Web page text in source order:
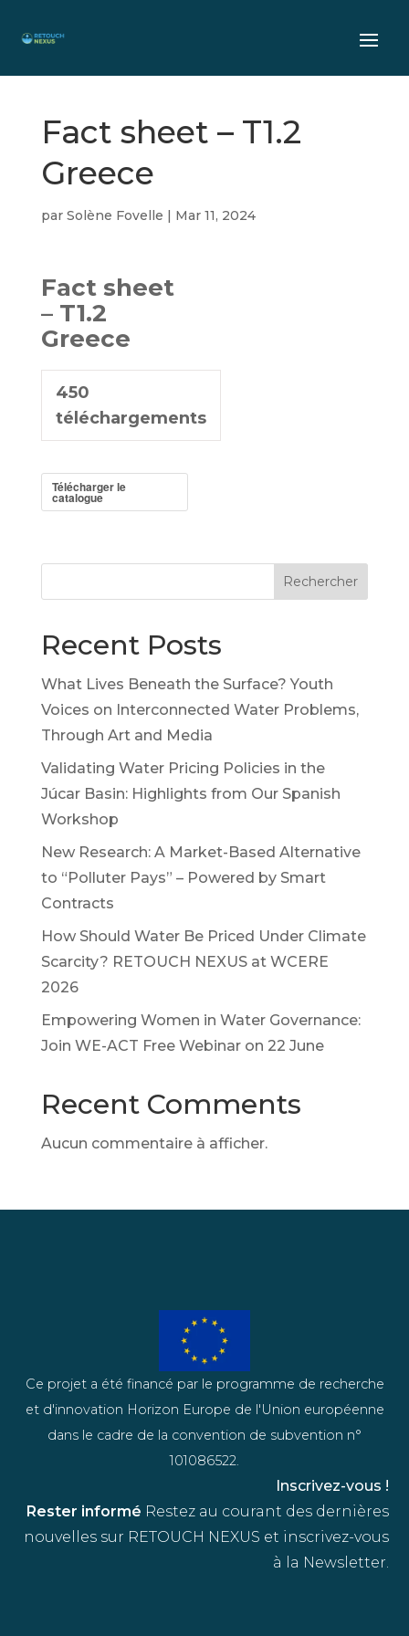
Fact sheet – T1.2
Greece
par Solène Fovelle | Mar 11, 2024
Fact sheet
– T1.2
Greece
450
téléchargements
Télécharger le
catalogue
Rechercher
Recent Posts
What Lives Beneath the Surface? Youth
Voices on Interconnected Water Problems,
Through Art and Media
Validating Water Pricing Policies in the
Júcar Basin: Highlights from Our Spanish
Workshop
New Research: A Market-Based Alternative
to “Polluter Pays” – Powered by Smart
Contracts
How Should Water Be Priced Under Climate
Scarcity? RETOUCH NEXUS at WCERE
2026
Empowering Women in Water Governance:
Join WE-ACT Free Webinar on 22 June
Recent Comments
Aucun commentaire à afficher.
Rester informé Restez au courant des dernières
nouvelles sur RETOUCH NEXUS et inscrivez-vous
à la Newsletter.
Inscrivez-vous !
Ce projet a été financé par le programme de recherche
et d'innovation Horizon Europe de l'Union européenne
dans le cadre de la convention de subvention n°
101086522.